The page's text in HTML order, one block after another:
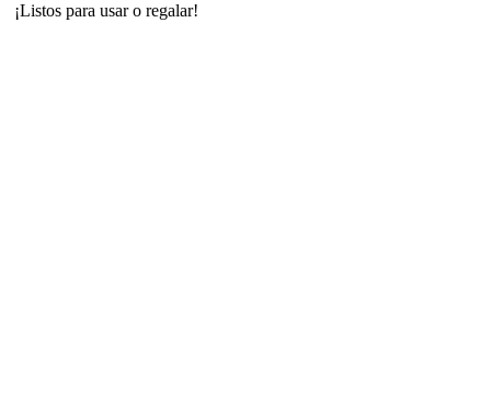
¡Listos para usar o regalar!